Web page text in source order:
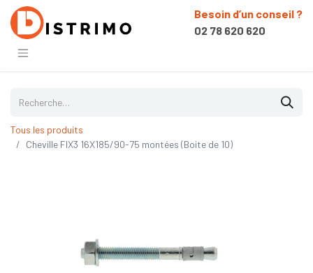
Besoin d’un conseil ?
02 78 620 620
Tous les produits
Cheville FIX3 16X185/90-75 montées (Boite de 10)